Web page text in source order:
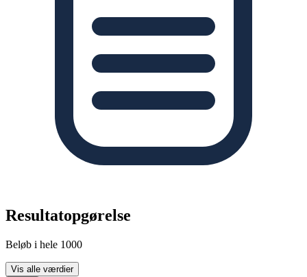
Resultatopgørelse
Beløb i hele 1000
Vis alle værdier